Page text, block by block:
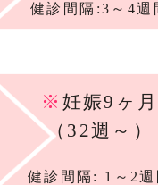
健診間隔:3～4週
※ 妊娠9ヶ月
（32週～）
健診間隔: 1～2週